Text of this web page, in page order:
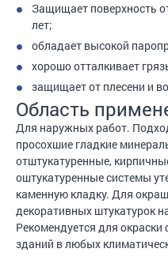
Защищает поверхность
лет;
обладает высокой
хорошо отталкивает
защищает от плесени и
Область
Для наружных работ.
просохшие гладкие
отштукатуренные,
оштукатуренные системы
каменную кладку. Для
декоративных штукатурок
Рекомендуется для
зданий в любых